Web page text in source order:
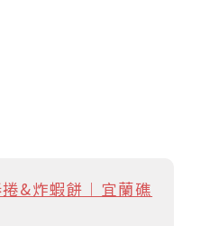
&炸蝦餅︱宜蘭礁